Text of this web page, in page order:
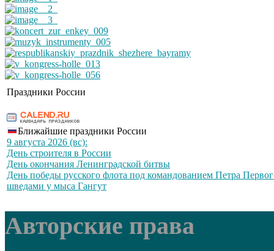
Праздники России
Ближайшие праздники России
9 августа 2026 (вс):
День строителя в России
День окончания Ленинградской битвы
День победы русского флота под командованием Петра
шведами у мыса Гангут
Авторские права